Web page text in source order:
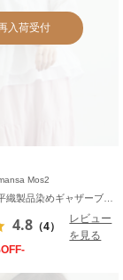
入荷受付
Mos2
4.8 （4）
レビュー
を見る